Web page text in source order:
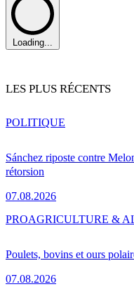
Loading...
LES PLUS RÉCENTS
Sánchez riposte contre
rétorsion
07.08.2026
POLITIQUE
Poulets, bovins et ours
07.08.2026
PROAGRICULTURE &